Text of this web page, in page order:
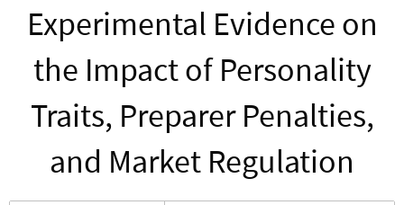
Experimental Evidence on
the Impact of Personality
Traits, Preparer Penalties,
and Market Regulation